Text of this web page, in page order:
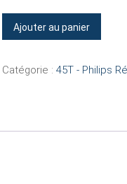
quantité
de
PARTENAIRE
Ajouter au panier
Catégorie : 45T - Philips